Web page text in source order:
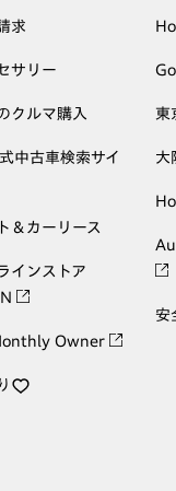
求
サリー
クルマ購入
中古車検索サイ
＆カーリース
インストア
Owner
東
大
安